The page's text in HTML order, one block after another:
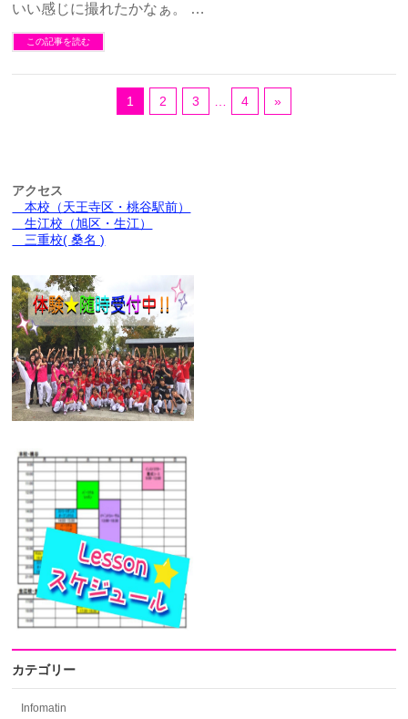
いい感じに撮れたかなぁ。 …
この記事を読む
1 2 3 4 »
アクセス
本校（天王寺区・桃谷駅前）
生江校（旭区・生江）
三重校( 桑名 )
カテゴリー
Infomatin